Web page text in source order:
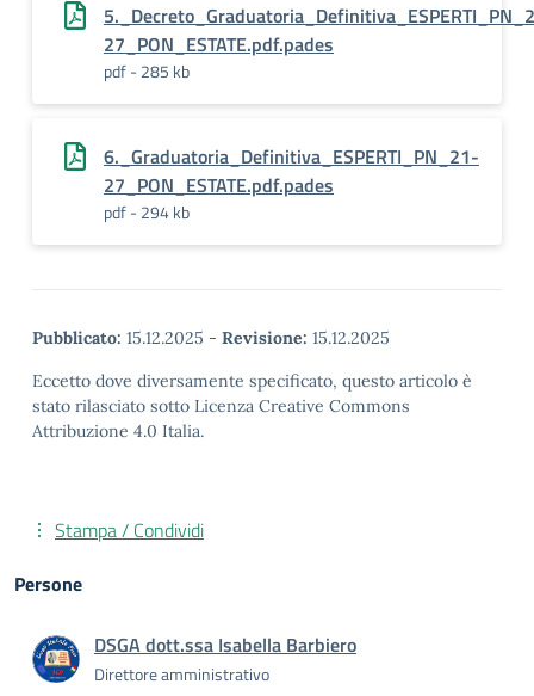
27_PON_ESTATE.pdf.pades
pdf - 285 kb
6._Graduatoria_Definitiva_ESPERTI_PN_21-
27_PON_ESTATE.pdf.pades
pdf - 294 kb
Pubblicato: 15.12.2025 - Revisione: 15.12.2025
Eccetto dove diversamente specificato, questo articolo è
stato rilasciato sotto Licenza Creative Commons
Attribuzione 4.0 Italia.
Stampa / Condividi
Persone
DSGA dott.ssa Isabella Barbiero
Direttore amministrativo